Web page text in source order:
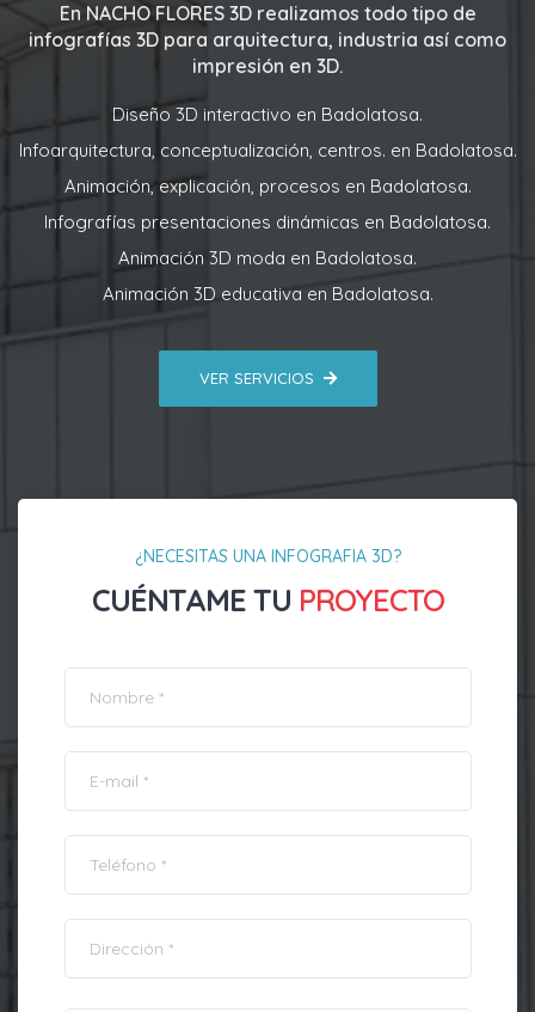
En NACHO FLORES 3Drealizamos todo tipo de
infografías 3D para arquitectura, industria así como
impresión en 3D.
Diseño 3D interactivo en Badolatosa.
Infoarquitectura, conceptualización, centros. en Badolatosa.
Animación, explicación, procesos en Badolatosa.
Infografías presentaciones dinámicas en Badolatosa.
Animación 3D moda en Badolatosa.
Animación 3D educativa en Badolatosa.
VER SERVICIOS
¿NECESITAS UNA INFOGRAFIA 3D?
CUÉNTAME TU PROYECTO